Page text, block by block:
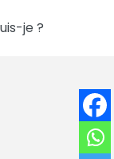
je ?